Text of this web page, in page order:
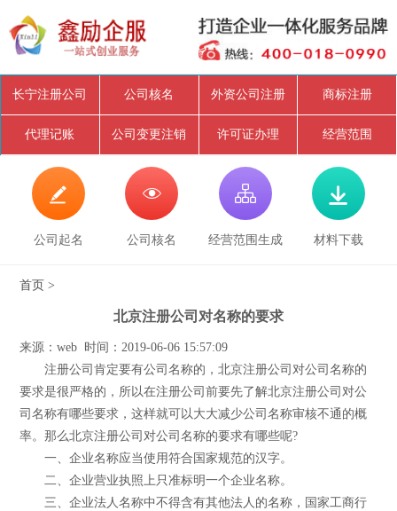
长宁注册公司 公司核名 外资公司注册 商标注册
代理记账 公司变更注销 许可证办理 经营范围

公司起名

公司核名

经营范围生成

材料下载
首页 >
北京注册公司对名称的要求
来源：web 时间：2019-06-06 15:57:09
注册公司肯定要有公司名称的，北京注册公司对公司名称的
要求是很严格的，所以在注册公司前要先了解北京注册公司对公
司名称有哪些要求，这样就可以大大减少公司名称审核不通的概
率。那么北京注册公司对公司名称的要求有哪些呢?
一、企业名称应当使用符合国家规范的汉字。
二、企业营业执照上只准标明一个企业名称。
三、企业法人名称中不得含有其他法人的名称，国家工商行